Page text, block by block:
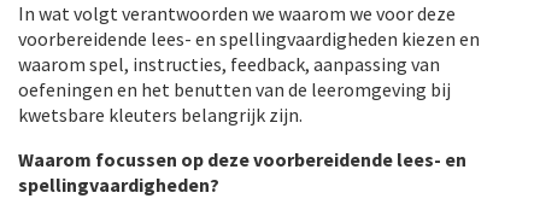
In wat volgt verantwoorden we waarom we voor deze
voorbereidende lees- en spellingvaardigheden kiezen en
waarom spel, instructies, feedback, aanpassing van
oefeningen en het benutten van de leeromgeving bij
kwetsbare kleuters belangrijk zijn.
Waarom focussen op deze voorbereidende lees- en
spellingvaardigheden?